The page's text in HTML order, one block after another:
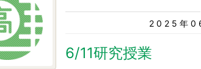
2025年
6/11研究授業